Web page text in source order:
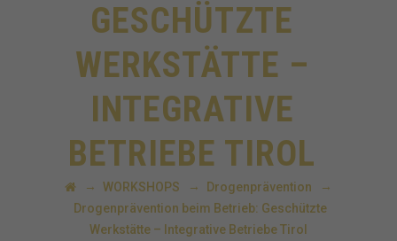
GESCHÜTZTE
WERKSTÄTTE –
INTEGRATIVE
BETRIEBE TIROL
→ WORKSHOPS → Drogenprävention →
Drogenprävention beim Betrieb: Geschützte
Werkstätte – Integrative Betriebe Tirol